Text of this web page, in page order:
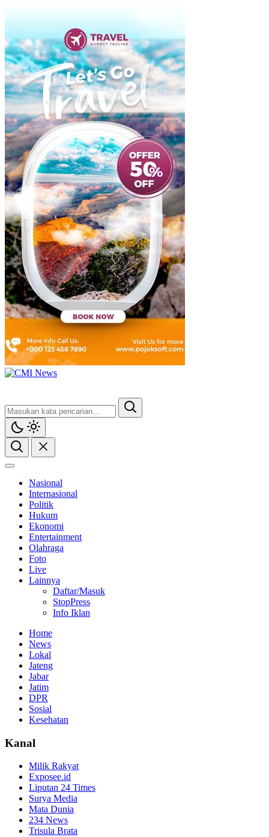
Nasional
Internasional
Politik
Hukum
Ekonomi
Entertainment
Olahraga
Foto
Live
Lainnya
Daftar/Masuk
StopPress
Info Iklan
Home
News
Lokal
Jateng
Jabar
Jatim
DPR
Sosial
Kesehatan
Kanal
Milik Rakyat
Exposee.id
Liputan 24 Times
Surya Media
Mata Dunia
234 News
Trisula Brata